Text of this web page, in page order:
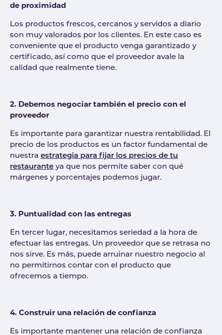
de proximidad
Los productos frescos, cercanos y servidos a diario
son muy valorados por los clientes. En este caso es
conveniente que el producto venga garantizado y
certificado, así como que el proveedor avale la
calidad que realmente tiene.
2. Debemos negociar también el precio con el
proveedor
Es importante para garantizar nuestra rentabilidad. El
precio de los productos es un factor fundamental de
nuestra estrategia para fijar los precios de tu
restaurante ya que nos permite saber con qué
márgenes y porcentajes podemos jugar.
3. Puntualidad con las entregas
En tercer lugar, necesitamos seriedad a la hora de
efectuar las entregas. Un proveedor que se retrasa no
nos sirve. Es más, puede arruinar nuestro negocio al
no permitirnos contar con el producto que
ofrecemos a tiempo.
4. Construir una relación de confianza
Es importante mantener una relación de confianza